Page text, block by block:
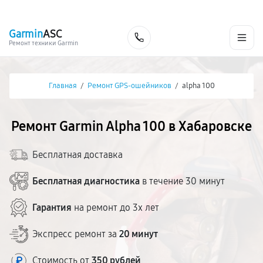
GarminASC
Ремонт техники Garmin
Главная / Ремонт GPS-ошейников / alpha 100
Ремонт Garmin Alpha 100 в Хабаровске
Бесплатная доставка
Бесплатная диагностика в течение 30 минут
Гарантия на ремонт до 3х лет
Экспресс ремонт за 20 минут
Стоимость от 350 рублей